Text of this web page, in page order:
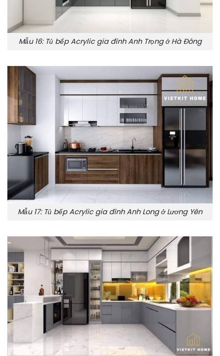
Mẫu 16: Tủ bếp Acrylic gia đình Anh Trọng ở Hà Đông
Mẫu 17: Tủ bếp Acrylic gia đình Anh Long ở Lương Yên